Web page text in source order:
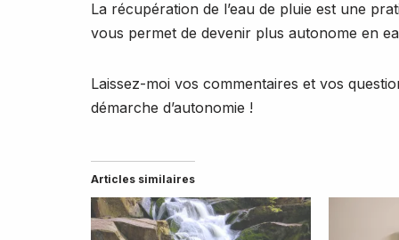
La récupération de l’eau de pluie est une
vous permet de devenir plus autonome en
Laissez-moi vos commentaires et vos
démarche d’autonomie !
Articles similaires